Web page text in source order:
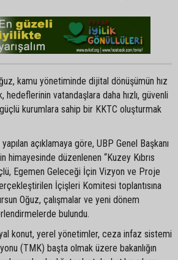
kamu yönetiminde dijital dönüşümün hız
hedeflerinin vatandaşlara daha hızlı, güvenli
kurumlara sahip bir KKTC oluşturmak
açıklamaya göre, UBP Genel Başkanı
himayesinde düzenlenen “Kuzey Kıbrıs
Egemen Geleceği İçin Vizyon ve Proje
İçişleri Komitesi toplantısına
Oğuz, çalışmalar ve yeni dönem
bulundu.
konut, yerel yönetimler, ceza infaz sistemi
(TMK) başta olmak üzere bakanlığın